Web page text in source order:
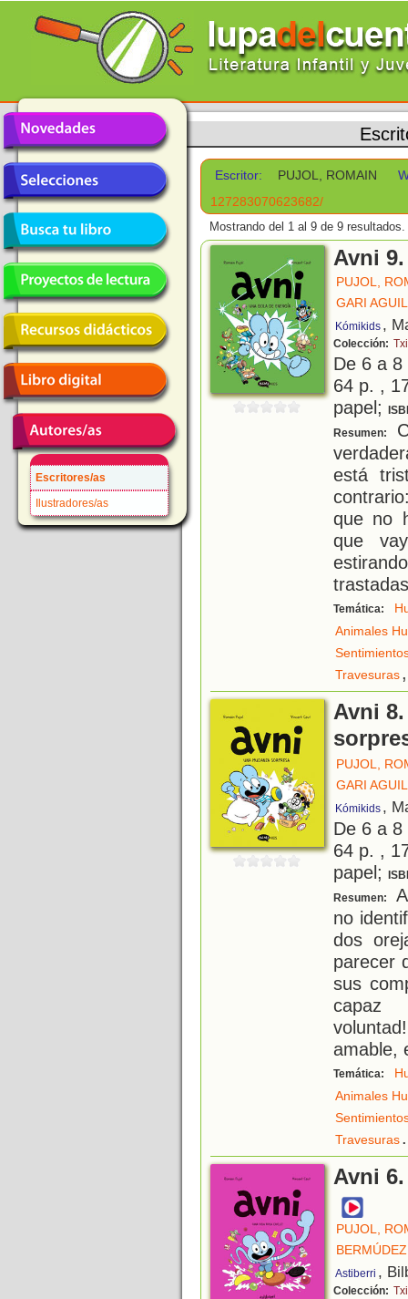
Escritores/as
Ilustradores/as
Escritor: PUJOL, ROMAIN
127283070623682/
Mostrando del 1 al 9 de 9 resultados.
Avni
PUJOL,
GARI
Kómikids ,
Colección:
De 6 a
64 p. ,
papel;
Resumen:
está
que no
que
trastadas
Temática:
Animales
Travesuras,
Avni
PUJOL,
GARI
Kómikids ,
De 6 a
64 p. ,
papel;
Resumen:
no
dos
parecer
sus
capaz
amable,
Temática:
Animales
Travesuras.
Avni
PUJOL,
Astiberri ,
Colección: